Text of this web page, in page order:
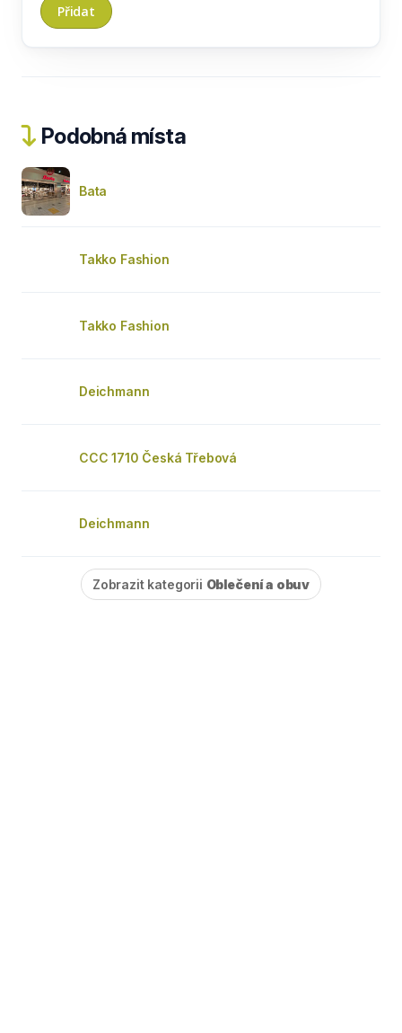
Podobná místa
Bata
Takko Fashion
Takko Fashion
Deichmann
CCC 1710 Česká Třebová
Deichmann
Zobrazit kategorii Oblečení a obuv